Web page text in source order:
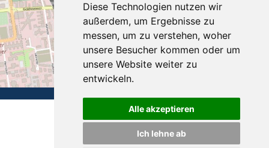
Diese Technologien nutzen wir
außerdem, um Ergebnisse zu
messen, um zu verstehen, woher
unsere Besucher kommen oder um
unsere Website weiter zu
entwickeln.
Alle akzeptieren
Ich lehne ab
© 2026 Bott Touristik
vistabus.de